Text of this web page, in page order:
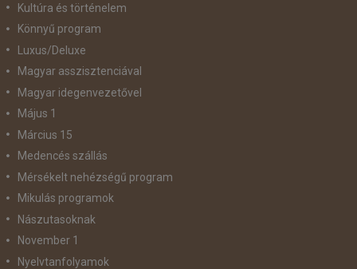
Kultúra és történelem
Könnyű program
Luxus/Deluxe
Magyar asszisztenciával
Magyar idegenvezetővel
Május 1
Március 15
Medencés szállás
Mérsékelt nehézségű program
Mikulás programok
Nászutasoknak
November 1
Nyelvtanfolyamok